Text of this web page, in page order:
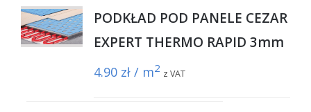
PODKŁAD POD PANELE CEZAR
EXPERT THERMO RAPID 3mm
4.90 zł / m2 z VAT